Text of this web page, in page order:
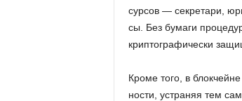
сур­сов — сек­ре­та­ри,
сы. Без бу­ма­ги
крип­то­гра­фи­че­ски
Кроме того, в
но­сти, устра­няя тем